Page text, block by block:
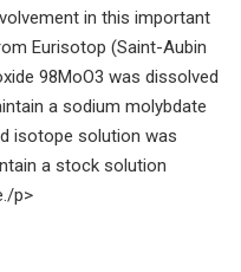
in this important
Eurisotop (Saint-Aubin
98MoO3 was dissolved
a sodium molybdate
isotope solution was
a stock solution
p>